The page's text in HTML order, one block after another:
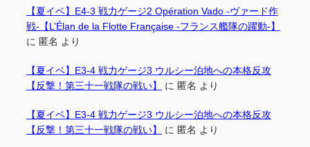
【夏イベ】E4-3 戦力ゲージ2 Opération Vado -ヴァード作
戦-【L’Élan de la Flotte Française -フランス艦隊の躍動-】
に 匿名 より
【夏イベ】E3-4 戦力ゲージ3 ウルシー泊地への本格反攻
【反撃！第三十一戦隊の戦い】
に 匿名 より
【夏イベ】E3-4 戦力ゲージ3 ウルシー泊地への本格反攻
【反撃！第三十一戦隊の戦い】
に 匿名 より